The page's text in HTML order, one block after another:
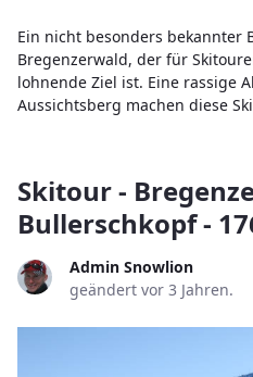
Ein nicht besonders bekannter
Bregenzerwald, der für
lohnende Ziel ist. Eine rassige
Aussichtsberg machen diese
Skitour -
Bullerschkopf -
Admin Snowlion
geändert vor 3 Jahren.